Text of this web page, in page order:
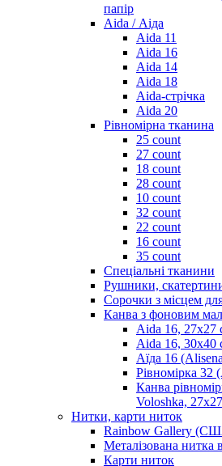
папір
Aida / Аіда
Aida 11
Aida 16
Aida 14
Aida 18
Aida-стрічка
Aida 20
Рівномірна тканина
25 count
27 count
18 count
28 count
10 count
32 count
22 count
16 count
35 count
Спеціальні тканини
Рушники,
Сорочки з місцем
Канва з фоновим
Aida 16, 27х27
Aida 16, 30х40
Аїда 16
Рівномірка 32
Канва
Voloshka,
Нитки, карти ниток
Rainbow Gallery
Металізована нитка
Карти ниток